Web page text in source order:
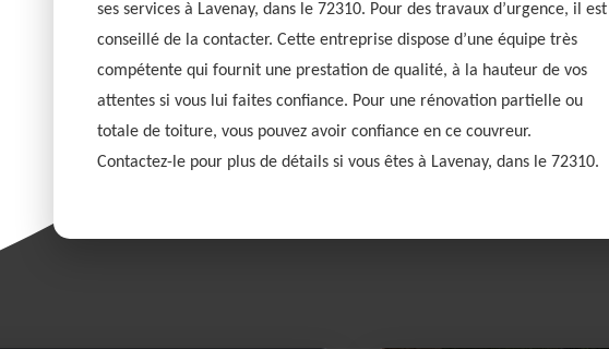
ses services à Lavenay, dans le 72310. Pour des travaux d’urgence, il est
conseillé de la contacter. Cette entreprise dispose d’une équipe très
compétente qui fournit une prestation de qualité, à la hauteur de vos
attentes si vous lui faites confiance. Pour une rénovation partielle ou
totale de toiture, vous pouvez avoir confiance en ce couvreur.
Contactez-le pour plus de détails si vous êtes à Lavenay, dans le 72310.